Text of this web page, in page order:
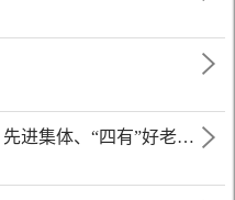
关于2024年师德先进个人、师德 先进集体、“四有”好老师评选结果公示